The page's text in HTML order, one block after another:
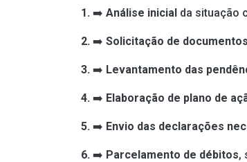
1. ➡️ Análise inicial da situação
2. ➡️ Solicitação de documentos
3. ➡️ Levantamento das
4. ➡️ Elaboração de plano de
5. ➡️ Envio das declarações
6. ➡️ Parcelamento de débitos,